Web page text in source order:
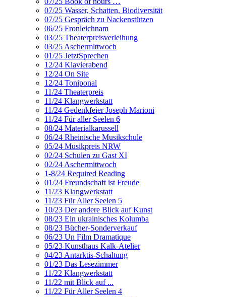
07/25 Wasser, Schatten, Biodiversität
07/25 Gespräch zu Nackenstützen
06/25 Fronleichnam
03/25 Theaterpreisverleihung
03/25 Aschermittwoch
01/25 JetztSprechen
12/24 Klavierabend
12/24 On Site
12/24 Toniponal
11/24 Theaterpreis
11/24 Klangwerkstatt
11/24 Gedenkfeier Joseph Marioni
11/24 Für aller Seelen 6
08/24 Materialkarussell
06/24 Rheinische Musikschule
05/24 Musikpreis NRW
02/24 Schulen zu Gast XI
02/24 Aschermittwoch
1-8/24 Required Reading
01/24 Freundschaft ist Freude
11/23 Klangwerkstatt
11/23 Für Aller Seelen 5
10/23 Der andere Blick auf Kunst
08/23 Ein ukrainisches Kolumba
08/23 Bücher-Sonderverkauf
06/23 Un Film Dramatique
05/23 Kunsthaus Kalk-Atelier
04/23 Antarktis-Schaltung
01/23 Das Lesezimmer
11/22 Klangwerkstatt
11/22 mit Blick auf ...
11/22 Für Aller Seelen 4